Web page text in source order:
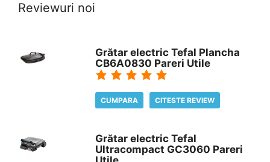
Reviewuri noi
Grătar electric Tefal Plancha
CB6A0830 Pareri Utile
CUMPARA CITESTE REVIEW
Grătar electric Tefal
Ultracompact GC3060 Pareri